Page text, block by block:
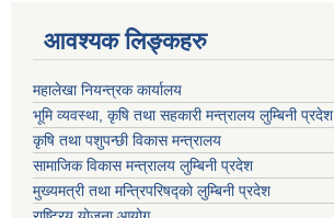
आवश्यक लिङ्कहरु
महालेखा नियन्त्रक कार्यालय
भूमि व्यवस्था, कृषि तथा सहकारी मन्त्रालय लुम्बिनी प्रदेश
कृषि तथा पशुपन्छी विकास मन्त्रालय
सामाजिक विकास मन्त्रालय लुम्बिनी प्रदेश
मुख्यमत्री तथा मन्त्रिपरिषद्काे लुम्बिनी प्रदेश